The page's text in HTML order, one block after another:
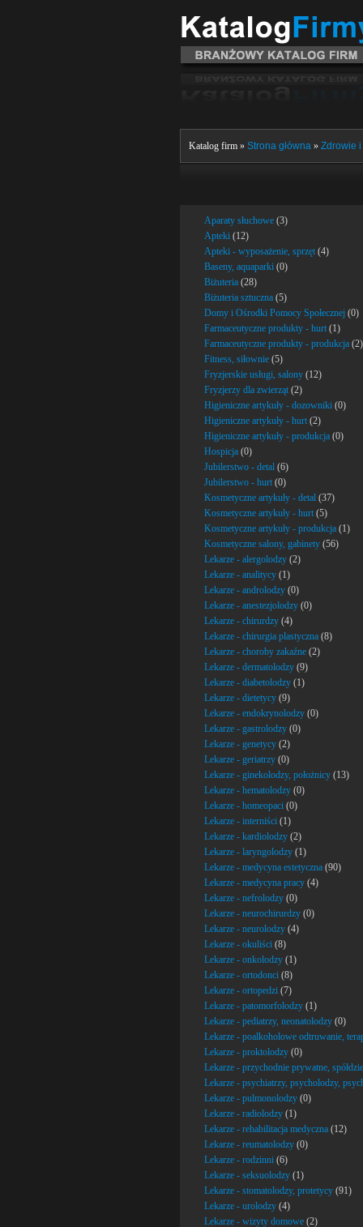
Katalog firm » Strona główna » Zdrowie
Aparaty słuchowe (3)
Apteki (12)
Apteki - wyposażenie, sprzęt (4)
Baseny, aquaparki (0)
Biżuteria (28)
Biżuteria sztuczna (5)
Domy i Ośrodki Pomocy Społecznej (0)
Farmaceutyczne produkty - hurt (1)
Farmaceutyczne produkty - produkcja (2)
Fitness, siłownie (5)
Fryzjerskie usługi, salony (12)
Fryzjerzy dla zwierząt (2)
Higieniczne artykuły - dozowniki (0)
Higieniczne artykuły - hurt (2)
Higieniczne artykuły - produkcja (0)
Hospicja (0)
Jubilerstwo - detal (6)
Jubilerstwo - hurt (0)
Kosmetyczne artykuły - detal (37)
Kosmetyczne artykuły - hurt (5)
Kosmetyczne artykuły - produkcja (1)
Kosmetyczne salony, gabinety (56)
Lekarze - alergolodzy (2)
Lekarze - analitycy (1)
Lekarze - androlodzy (0)
Lekarze - anestezjolodzy (0)
Lekarze - chirurdzy (4)
Lekarze - chirurgia plastyczna (8)
Lekarze - choroby zakaźne (2)
Lekarze - dermatolodzy (9)
Lekarze - diabetolodzy (1)
Lekarze - dietetycy (9)
Lekarze - endokrynolodzy (0)
Lekarze - gastrolodzy (0)
Lekarze - genetycy (2)
Lekarze - geriatrzy (0)
Lekarze - ginekolodzy, położnicy (13)
Lekarze - hematolodzy (0)
Lekarze - homeopaci (0)
Lekarze - interniści (1)
Lekarze - kardiolodzy (2)
Lekarze - laryngolodzy (1)
Lekarze - medycyna estetyczna (90)
Lekarze - medycyna pracy (4)
Lekarze - nefrolodzy (0)
Lekarze - neurochirurdzy (0)
Lekarze - neurolodzy (4)
Lekarze - okuliści (8)
Lekarze - onkolodzy (1)
Lekarze - ortodonci (8)
Lekarze - ortopedzi (7)
Lekarze - patomorfolodzy (1)
Lekarze - pediatrzy, neonatolodzy (0)
Lekarze - poalkoholowe odtruwanie,
Lekarze - proktolodzy (0)
Lekarze - przychodnie prywatne,
Lekarze - psychiatrzy, psycholodzy,
Lekarze - pulmonolodzy (0)
Lekarze - radiolodzy (1)
Lekarze - rehabilitacja medyczna (12)
Lekarze - reumatolodzy (0)
Lekarze - rodzinni (6)
Lekarze - seksuolodzy (1)
Lekarze - stomatolodzy, protetycy (91)
Lekarze - urolodzy (4)
Lekarze - wizyty domowe (2)